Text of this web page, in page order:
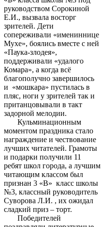
руководством Сорокиной
Е.И., вызвала восторг
зрителей. Дети
сопереживали «имениннице
Мухе», боялись вместе с ней
«Паука-злодея»,
поддерживали «удалого
Комара», а когда всё
благополучно завершилось
и «мошкара» пустилась в
пляс, ноги у зрителей так и
пританцовывали в такт
задорной мелодии.
Кульминационным
моментом праздника стало
награждение и чествование
лучших читателей. Грамоты
и подарки получили 11
ребят школ города, а лучшим
читающим классом был
признан 3 «В» класс школы
№3, классный руководитель
Суворова Л.И. , их ожидал
сладкий приз – торт.
Победителей